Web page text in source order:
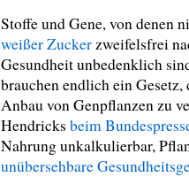
Stoffe und Gene, von denen
weißer Zucker zweifelsfrei
Gesundheit unbedenklich
brauchen endlich ein
Anbau von Genpflanzen zu
Hendricks beim
Nahrung unkalkulierbar,
unübersehbare